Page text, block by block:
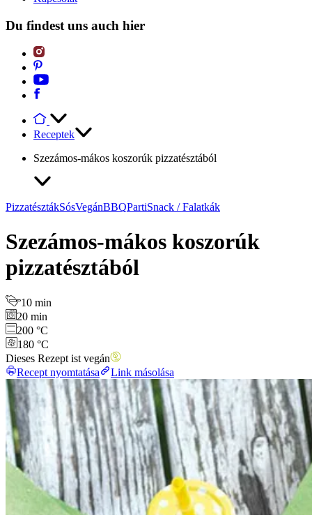
Du findest uns auch hier
Receptek
Szezámos-mákos koszorúk pizzatésztából
PizzatésztákSósVegánBBQPartiSnack / Falatkák
Szezámos-mákos koszorúk
pizzatésztából
10 min
20 min
200 °C
180 °C
Dieses Rezept ist vegán
Recept nyomtatása
Link másolása